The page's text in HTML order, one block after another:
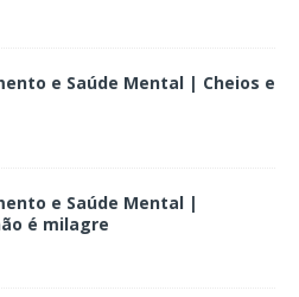
e Saúde Mental | Cheios e
e Saúde Mental |
é milagre